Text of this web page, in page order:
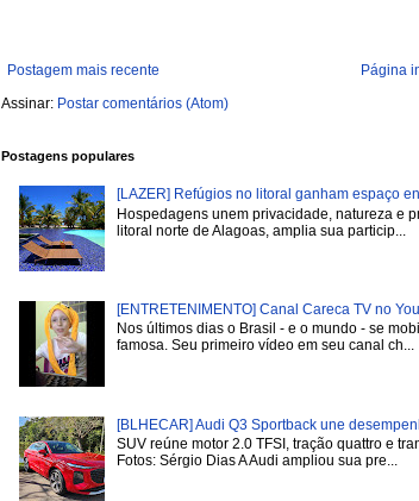
Postagem mais recente
Página
Assinar: Postar comentários (Atom)
Postagens populares
[LAZER] Refúgios no litoral ganham espaço
Hospedagens unem privacidade, natureza e
litoral norte de Alagoas, amplia sua particip...
[ENTRETENIMENTO] Canal Careca TV no
Nos últimos dias o Brasil - e o mundo - se
famosa. Seu primeiro vídeo em seu canal ch...
[BLHECAR] Audi Q3 Sportback une
SUV reúne motor 2.0 TFSI, tração quattro e
Fotos: Sérgio Dias A Audi ampliou sua pre...